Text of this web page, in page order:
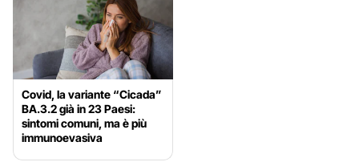
Covid, la variante “Cicada”
BA.3.2 già in 23 Paesi:
sintomi comuni, ma è più
immunoevasiva